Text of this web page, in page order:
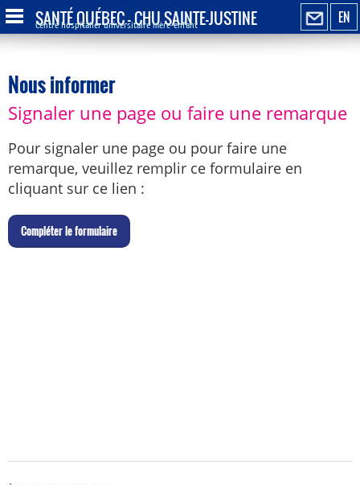
EN
SANTÉ QUÉBEC - CHU SAINTE-JUSTINE
Centre hospitalier universitaire mère-enfant
Nous informer
Signaler une page ou faire une remarque
Pour signaler une page ou pour faire une
remarque, veuillez remplir ce formulaire en
cliquant sur ce lien :
Compléter le formulaire